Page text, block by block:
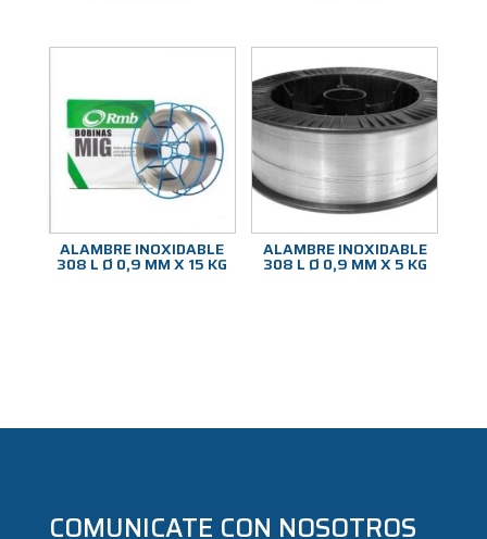
ALAMBRE INOXIDABLE
308 L Ø 0,9 MM X 15 KG
ALAMBRE INOXIDABLE
308 L Ø 0,9 MM X 5 KG
COMUNICATE CON NOSOTROS